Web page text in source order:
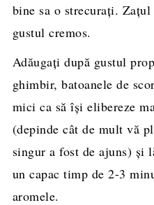
bine sa o strecurați.
gustul cremos.
Adăugați după gustul
ghimbir, batoanele de
mici ca să își elibereze
(depinde cât de mult vă
singur a fost de ajuns) și
un capac timp de 2-3
aromele.